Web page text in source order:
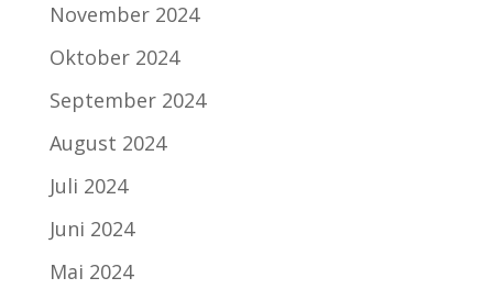
November 2024
Oktober 2024
September 2024
August 2024
Juli 2024
Juni 2024
Mai 2024